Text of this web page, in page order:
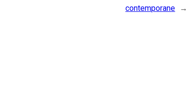
contemporane
→